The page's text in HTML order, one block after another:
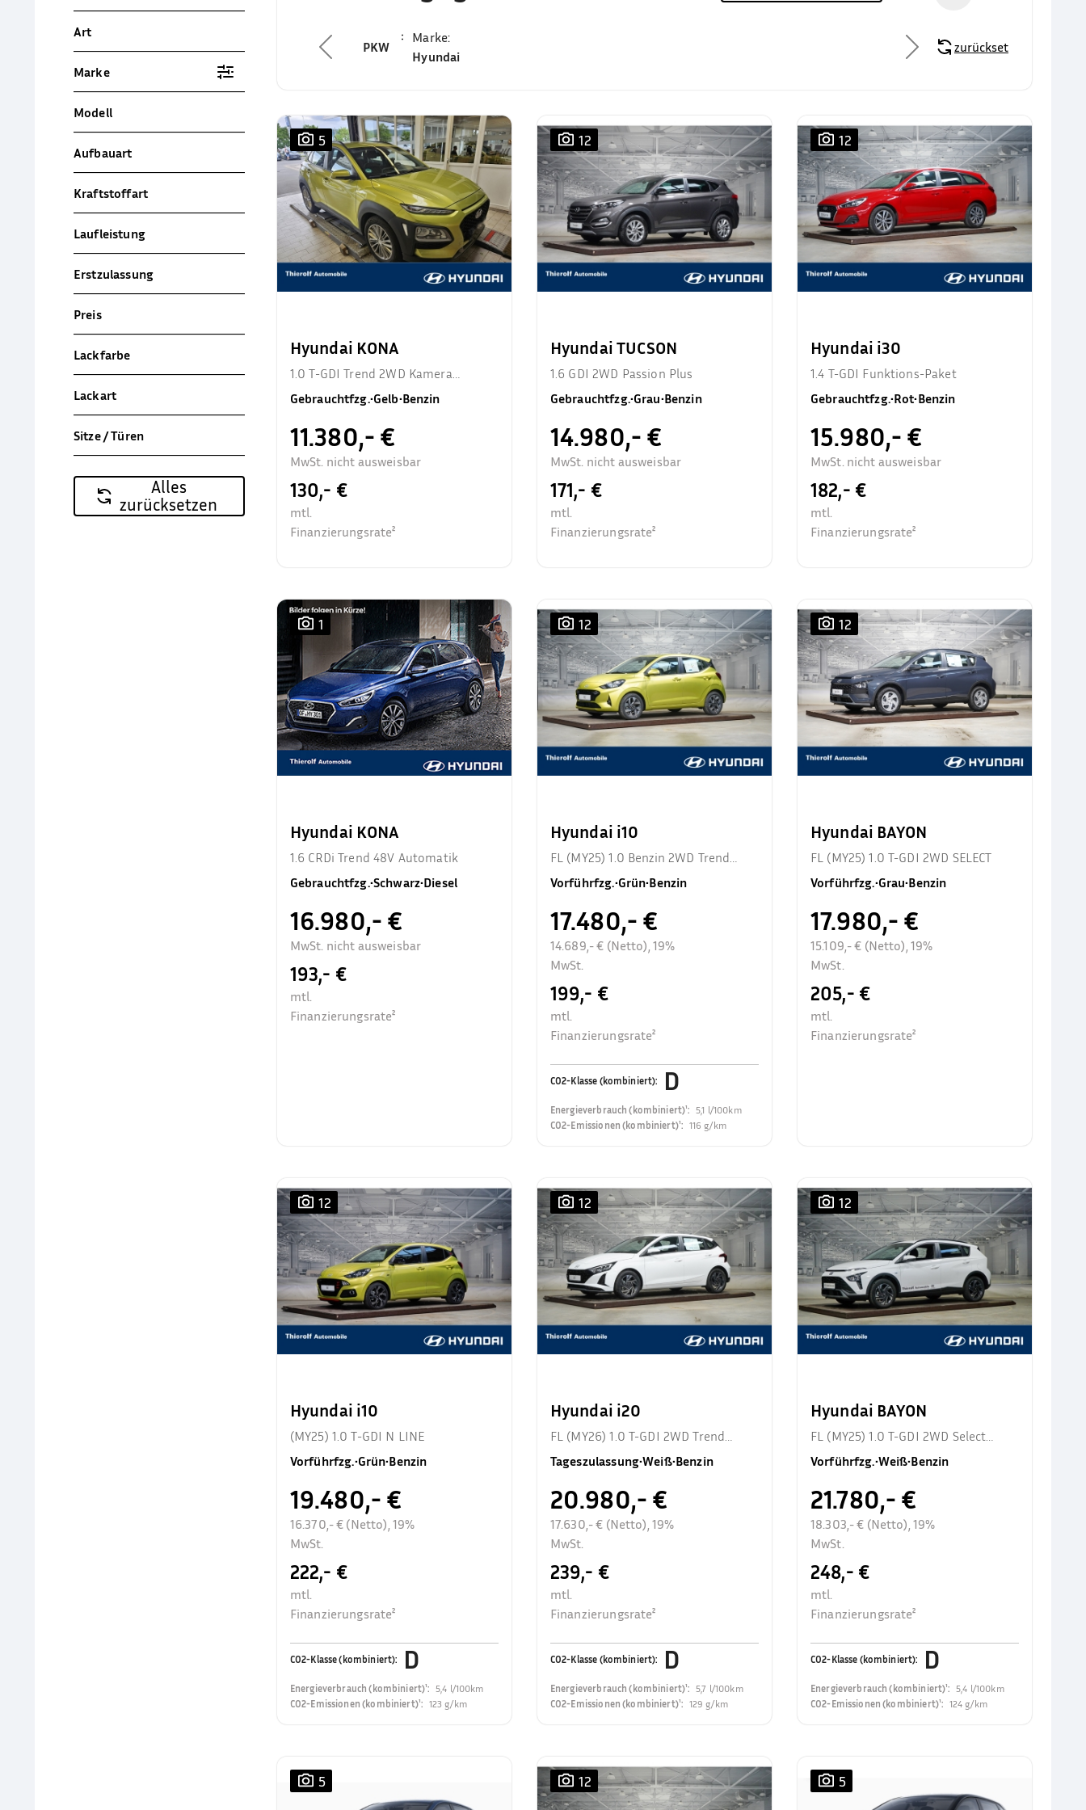
Art
Marke
Modell
Aufbauart
Kraftstoffart
Laufleistung
Erstzulassung
Preis
Lackfarbe
Lackart
Sitze / Türen
Alles
zurücksetzen
PKW
Marke:
Hyundai
zurücksetzen
5
Hyundai KONA
1.0 T-GDI Trend 2WD Kamera
Allwetter Sitzhzg.
Gebrauchtfzg.•Gelb•Benzin
11.380,- €
MwSt. nicht ausweisbar
130,- €
mtl.
Finanzierungsrate²
12
Hyundai TUCSON
1.6 GDI 2WD Passion Plus
Gebrauchtfzg.•Grau•Benzin
14.980,- €
MwSt. nicht ausweisbar
171,- €
mtl.
Finanzierungsrate²
12
Hyundai i30
1.4 T-GDI Funktions-Paket
Gebrauchtfzg.•Rot•Benzin
15.980,- €
MwSt. nicht ausweisbar
182,- €
mtl.
Finanzierungsrate²
1
Hyundai KONA
1.6 CRDi Trend 48V Automatik
Gebrauchtfzg.•Schwarz•Diesel
16.980,- €
MwSt. nicht ausweisbar
193,- €
mtl.
Finanzierungsrate²
12
Hyundai i10
FL (MY25) 1.0 Benzin 2WD Trend
Komfortpaket
Vorführfzg.•Grün•Benzin
17.480,- €
14.689,- € (Netto), 19%
MwSt.
199,- €
mtl.
Finanzierungsrate²
CO2-Klasse (kombiniert): D
Energieverbrauch (kombiniert)¹: 5,1 l/100km
CO2-Emissionen (kombiniert)¹: 116 g/km
12
Hyundai BAYON
FL (MY25) 1.0 T-GDI 2WD SELECT
Vorführfzg.•Grau•Benzin
17.980,- €
15.109,- € (Netto), 19%
MwSt.
205,- €
mtl.
Finanzierungsrate²
12
Hyundai i10
(MY25) 1.0 T-GDI N LINE
Vorführfzg.•Grün•Benzin
19.480,- €
16.370,- € (Netto), 19%
MwSt.
222,- €
mtl.
Finanzierungsrate²
CO2-Klasse (kombiniert): D
Energieverbrauch (kombiniert)¹: 5,4 l/100km
CO2-Emissionen (kombiniert)¹: 123 g/km
12
Hyundai i20
FL (MY26) 1.0 T-GDI 2WD Trend
Rückfahrkamera
Tageszulassung•Weiß•Benzin
20.980,- €
17.630,- € (Netto), 19%
MwSt.
239,- €
mtl.
Finanzierungsrate²
CO2-Klasse (kombiniert): D
Energieverbrauch (kombiniert)¹: 5,7 l/100km
CO2-Emissionen (kombiniert)¹: 129 g/km
12
Hyundai BAYON
FL (MY25) 1.0 T-GDI 2WD Select
Rückfahrkamer
Vorführfzg.•Weiß•Benzin
21.780,- €
18.303,- € (Netto), 19%
MwSt.
248,- €
mtl.
Finanzierungsrate²
CO2-Klasse (kombiniert): D
Energieverbrauch (kombiniert)¹:5,4 l/100km
CO2-Emissionen (kombiniert)¹: 124 g/km
5 12 5